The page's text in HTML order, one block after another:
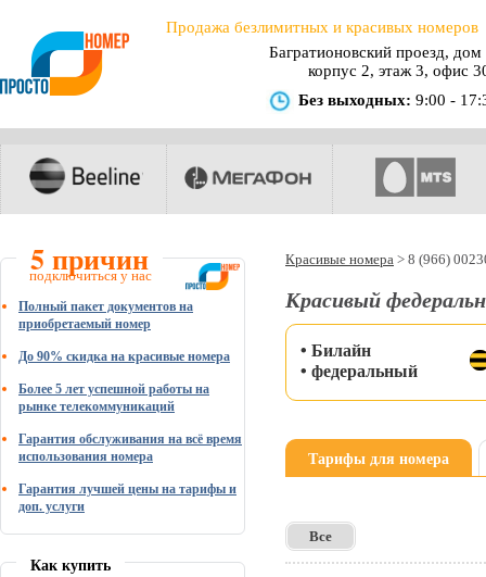
Продажа безлимитных и красивых номеров
Багратионовский проезд, дом
корпус 2, этаж 3, офис
Без выходных: 9:00 -
5 причин
подключиться у нас
Полный пакет документов на
приобретаемый номер
До 90% скидка на красивые номера
Более 5 лет успешной работы на
рынке телекоммуникаций
Гарантия обслуживания на всё время
использования номера
Гарантия лучшей цены на тарифы и
доп. услуги
Как купить
Красивые номера > 8 (966)
Красивый
• Билайн
• федеральный
Тарифы для номера
Все